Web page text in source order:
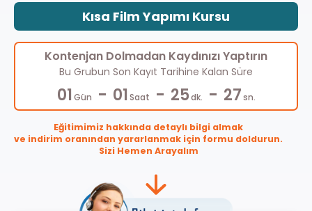
Kısa Film Yapımı Kursu
Kontenjan Dolmadan Kaydınızı Yaptırın
Bu Grubun Son Kayıt Tarihine Kalan Süre
01 Gün - 01 Saat - 25dk. - 27sn.
Eğitimimiz hakkında detaylı bilgi almak
ve indirim oranından yararlanmak için formu doldurun.
Sizi Hemen Arayalım